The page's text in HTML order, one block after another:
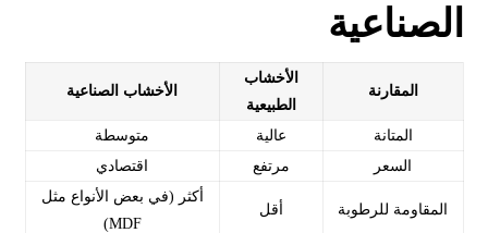
الصناعية
المقارنة
الأخشاب
الطبيعية
الأخشاب الصناعية
المتانة عالية
متوسطة
السعر
مرتفع اقتصادي
المقاومة للرطوبة أقل
أكثر (في بعض الأنواع مثل
MDF)